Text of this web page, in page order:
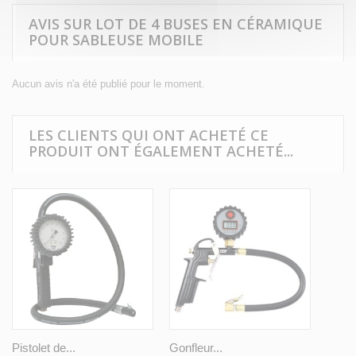
AVIS SUR LOT DE 4 BUSES EN CÉRAMIQUE
POUR SABLEUSE MOBILE
Aucun avis n'a été publié pour le moment.
LES CLIENTS QUI ONT ACHETÉ CE
PRODUIT ONT ÉGALEMENT ACHETÉ...
Pistolet de... Gonfleur...